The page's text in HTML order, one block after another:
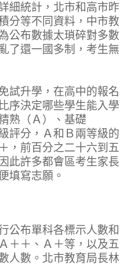
細統計，北市和高市昨
分等不同資料，中市教
公布數據太瑣碎對多數
了還一國多制，考生無
試升學，在高中的報名
序決定哪些學生能入學
熟（Ａ）、基礎
評分，Ａ和Ｂ兩等級的
，前百分之二十六到五
此許多都會區考生家長
填寫志願。
公布單科各標示人數和
＋＋、Ａ＋等，以及五
人數。北市教育局長林